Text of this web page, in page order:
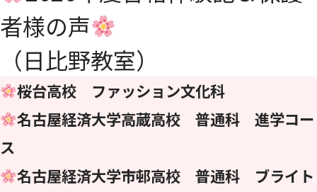
者様の声
（日比野教室）
桜台高校 ファッション文化科
名古屋経済大学高蔵高校 普通科 進学コー
ス
名古屋経済大学市邨高校 普通科 ブライト